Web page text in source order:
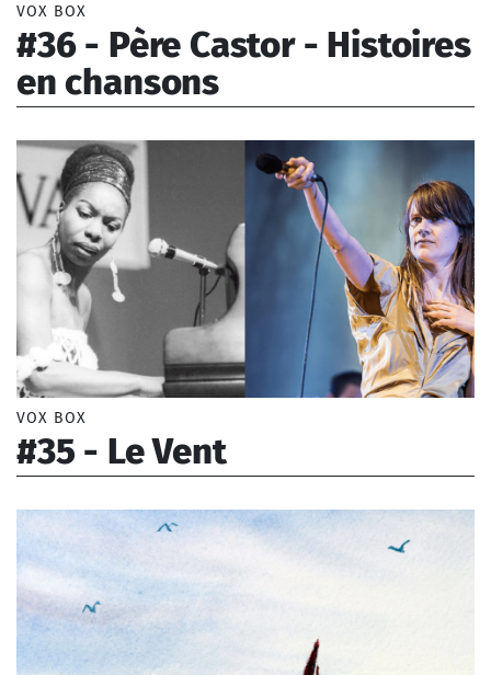
VOX BOX
#36 - Père Castor - Histoires
en chansons
VOX BOX
#35 - Le Vent
(1921-1981), Mozart Wolfgang Amadeus (1756-